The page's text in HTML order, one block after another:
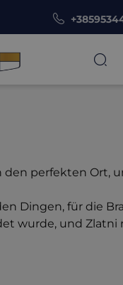
den perfekten
Dingen, für die
wurde, und Zlatni